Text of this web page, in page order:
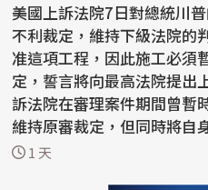
美國上訴法院7日對總統川
不利裁定，維持下級法院的
准這項工程，因此施工必須
定，誓言將向最高法院提出上訴。 法新社報
訴法院在審理案件期間曾暫
維持原審裁定，但同時將自
普有...
1 天